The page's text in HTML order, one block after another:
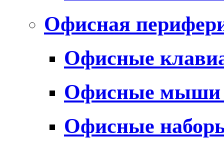
Офисная
Офисные
Офисные
Офисные